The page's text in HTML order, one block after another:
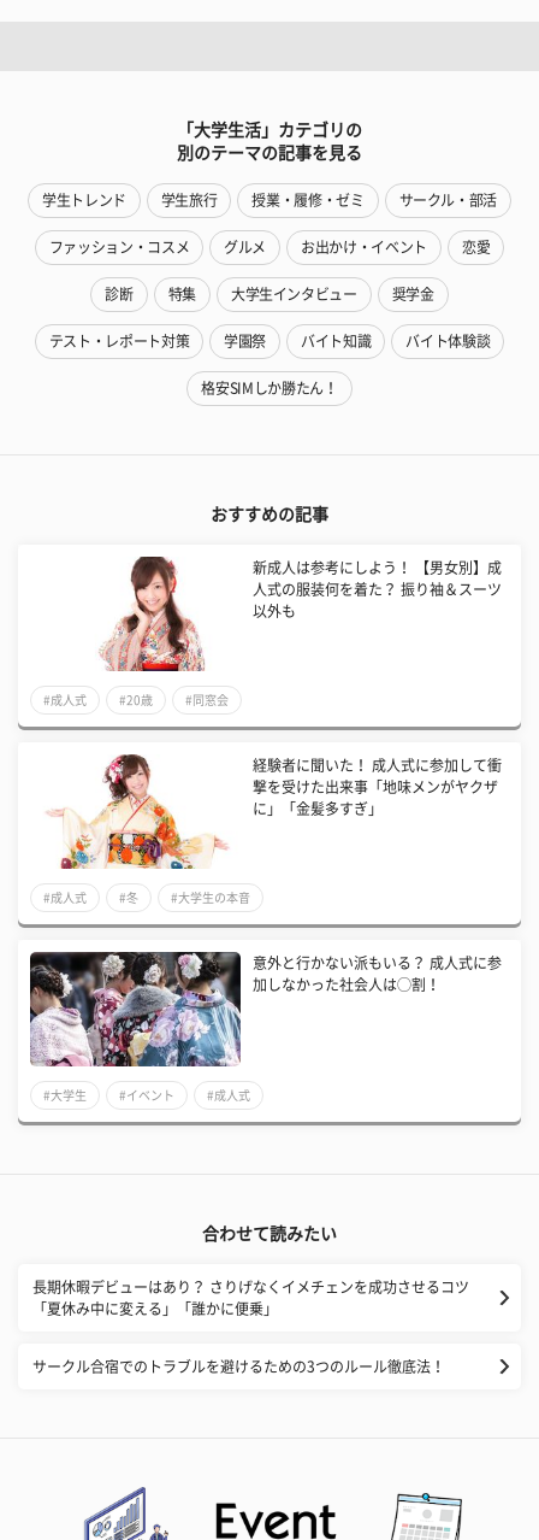
「大学生活」カテゴリの
別のテーマの記事を見る
学生トレンド 学生旅行 授業・履修・ゼミ サークル・部活
ファッション・コスメ グルメ お出かけ・イベント 恋愛
診断 特集 大学生インタビュー 奨学金
テスト・レポート対策 学園祭 バイト知識 バイト体験談
格安SIMしか勝たん！
おすすめの記事
新成人は参考にしよう！ 【男女別】成
人式の服装何を着た？ 振り袖＆スーツ
以外も
#成人式 #20歳 #同窓会
経験者に聞いた！ 成人式に参加して衝
撃を受けた出来事「地味メンがヤクザ
に」「金髪多すぎ」
#成人式 #冬 #大学生の本音
意外と行かない派もいる？ 成人式に参
加しなかった社会人は◯割！
#大学生 #イベント #成人式
合わせて読みたい
長期休暇デビューはあり？ さりげなくイメチェンを成功させるコツ
「夏休み中に変える」「誰かに便乗」
サークル合宿でのトラブルを避けるための3つのルール徹底法！